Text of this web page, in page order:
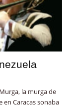
la murga de
en Caracas sonaba